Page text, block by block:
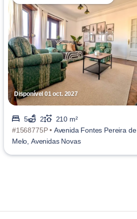
Disponível 01 oct. 2027
5 2
210 m²
#1568775P • Avenida Fontes Pereira de
Melo, Avenidas Novas